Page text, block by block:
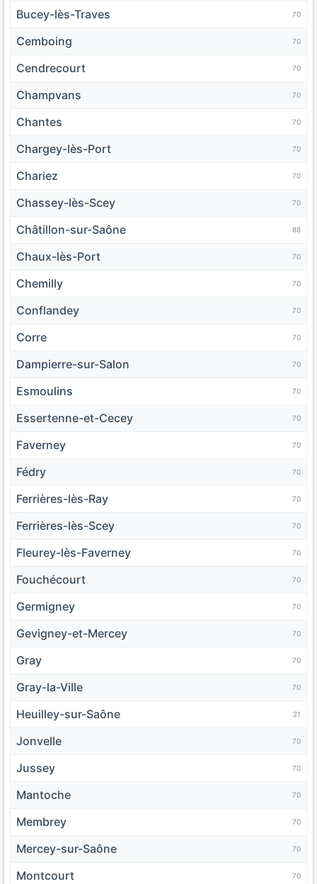
Bucey-lès-Traves 70
Cemboing 70
Cendrecourt 70
Champvans 70
Chantes 70
Chargey-lès-Port 70
Chariez 70
Chassey-lès-Scey 70
Châtillon-sur-Saône 88
Chaux-lès-Port 70
Chemilly 70
Conflandey 70
Corre 70
Dampierre-sur-Salon 70
Esmoulins 70
Essertenne-et-Cecey 70
Faverney 70
Fédry 70
Ferrières-lès-Ray 70
Ferrières-lès-Scey 70
Fleurey-lès-Faverney 70
Fouchécourt 70
Germigney 70
Gevigney-et-Mercey 70
Gray 70
Gray-la-Ville 70
Heuilley-sur-Saône 21
Jonvelle 70
Jussey 70
Mantoche 70
Membrey 70
Mercey-sur-Saône 70
Montcourt 70